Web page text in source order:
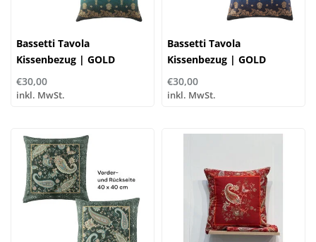
Bassetti Tavola
Kissenbezug | GOLD
DECOR V1 petrol | 100%
Baumwolle
€30,00
inkl. MwSt.
Bassetti Tavola
Kissenbezug | GOLD
DECOR B1 blau | 100%
Baumwolle
€30,00
inkl. MwSt.